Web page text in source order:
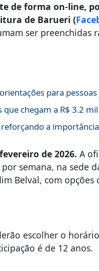
de forma on-line,
de Barueri (
ser preenchidas
para
chegam a R$ 3.2 mil
a
de 2026.A
semana, na sede
Belval, com
escolher o
é de 12 anos.